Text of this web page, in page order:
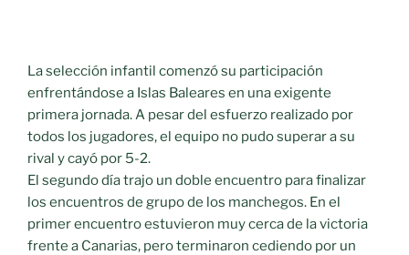
La selección infantil comenzó su participación
enfrentándose a Islas Baleares en una exigente
primera jornada. A pesar del esfuerzo realizado por
todos los jugadores, el equipo no pudo superar a su
rival y cayó por 5-2.
El segundo día trajo un doble encuentro para finalizar
los encuentros de grupo de los manchegos. En el
primer encuentro estuvieron muy cerca de la victoria
frente a Canarias, pero terminaron cediendo por un